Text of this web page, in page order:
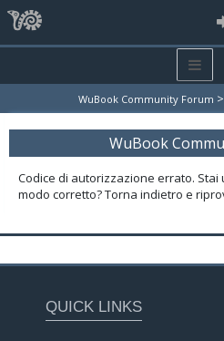
WuBook Community Forum >
WuBook
Codice di autorizzazione errato.
modo corretto? Torna indietro e
QUICK LINKS